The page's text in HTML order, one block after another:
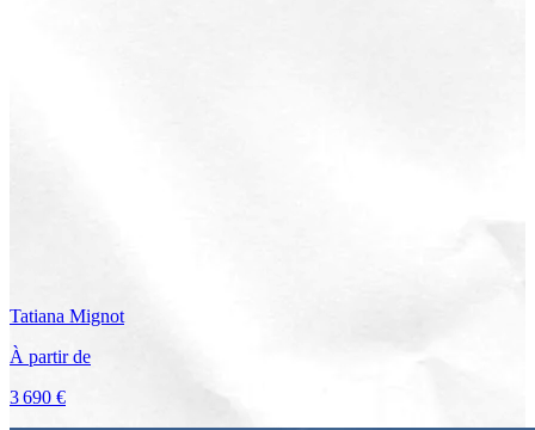
Tatiana Mignot
À partir de
3 690 €